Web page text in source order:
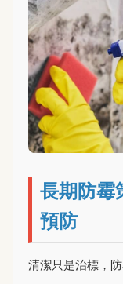
長期防霉
預防
清潔只是治標，